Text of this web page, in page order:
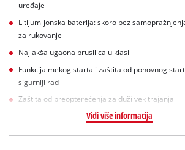
uređaje
Litijum-jonska baterija: skoro bez
za rukovanje
Najlakša ugaona brusilica u klasi
Funkcija mekog starta i zaštita od ponovnog
sigurniji rad
Zaštita od preopterećenja za duži vek trajanja
Vidi više informacija